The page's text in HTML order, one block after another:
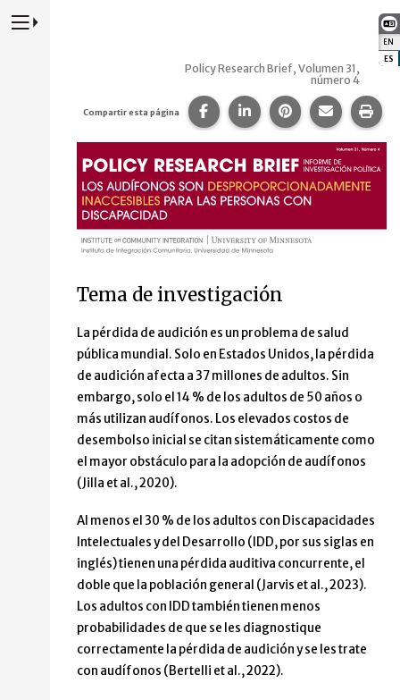
EN
ES
Presione para alternar la navegación principal del sitio web
Policy Research Brief, Volumen 31,
número 4
Los audífonos son
Compartir esta página Compartir esta página en
Compartir esta
Compartir esta
Tema de investigación
La pérdida de audición es un problema de salud
pública mundial. Solo en Estados Unidos, la pérdida
de audición afecta a 37 millones de adultos. Sin
embargo, solo el 14 % de los adultos de 50 años o
más utilizan audífonos. Los elevados costos de
desembolso inicial se citan sistemáticamente como
el mayor obstáculo para la adopción de audífonos
(Jilla et al., 2020).
Al menos el 30 % de los adultos con Discapacidades
Intelectuales y del Desarrollo (IDD, por sus siglas en
inglés) tienen una pérdida auditiva concurrente, el
doble que la población general (Jarvis et al., 2023).
Los adultos con IDD también tienen menos
probabilidades de que se les diagnostique
correctamente la pérdida de audición y se les trate
con audífonos (Bertelli et al., 2022).